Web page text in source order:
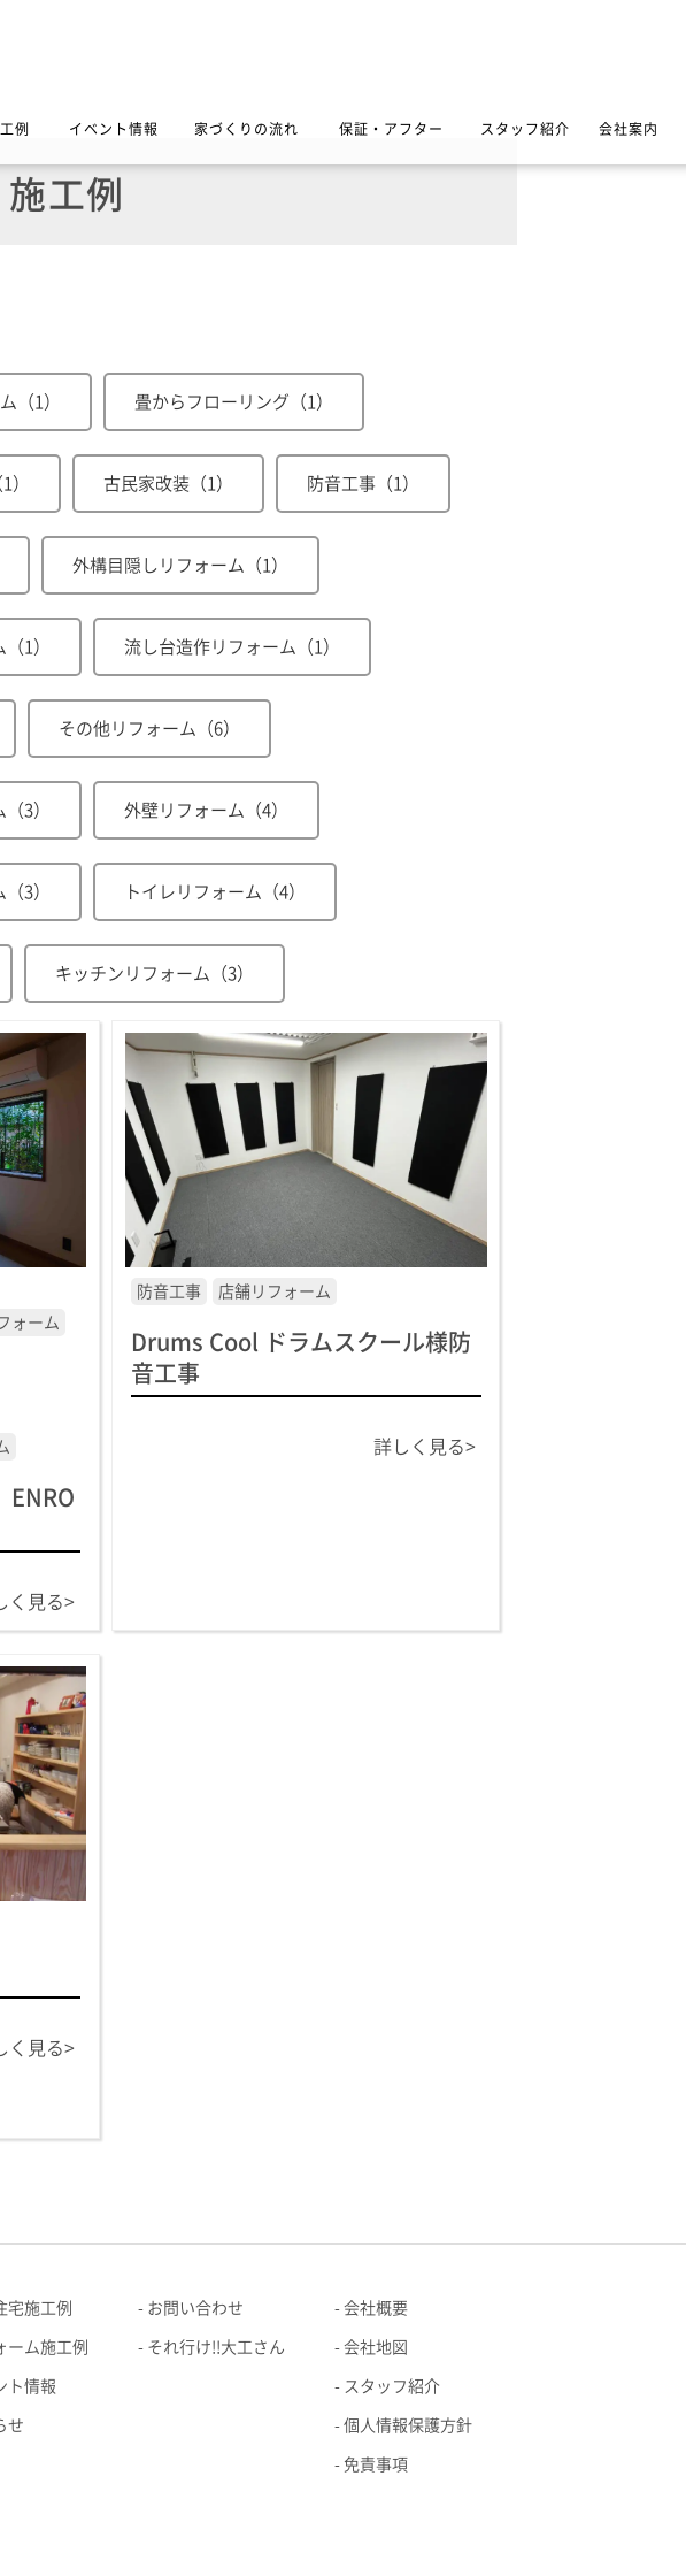
例 イベント情報 家づくりの流れ 保証・アフター スタッフ紹介 会社案内
工例
（1） 畳からフローリング（1）
） 古民家改装（1） 防音工事（1）
外構目隠しリフォーム（1）
1） 流し台造作リフォーム（1）
その他リフォーム（6）
3） 外壁リフォーム（4）
3） トイレリフォーム（4）
キッチンリフォーム（3）
ォーム
ENRO
く見る>
防音工事 店舗リフォーム
Drums Cool ドラムスクール様防
音工事
詳しく見る>
く見る>
宅施工例
ーム施工例
ト情報
せ
お問い合わせ
それ行け!!大工さん
会社概要
会社地図
スタッフ紹介
個人情報保護方針
免責事項